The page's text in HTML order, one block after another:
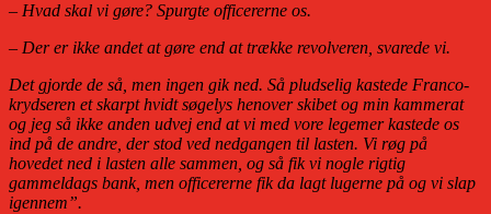
– Hvad skal vi gøre? Spurgte officererne os.
– Der er ikke andet at gøre end at trække revolveren, svarede vi.
Det gjorde de så, men ingen gik ned. Så pludselig kastede Franco-
krydseren et skarpt hvidt søgelys henover skibet og min kammerat
og jeg så ikke anden udvej end at vi med vore legemer kastede os
ind på de andre, der stod ved nedgangen til lasten. Vi røg på
hovedet ned i lasten alle sammen, og så fik vi nogle rigtig
gammeldags bank, men officererne fik da lagt lugerne på og vi slap
igennem”.